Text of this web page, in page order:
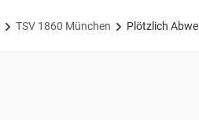
TSV 1860 München Plötzlich